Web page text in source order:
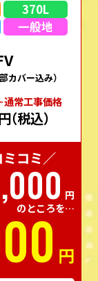
370L
一般地
カバー込み）
通常⼯事価格
（税込）
コミ／
円
のところを…
円